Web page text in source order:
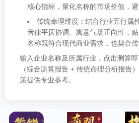
核心指标，量化名称的市场价值，避
传统命理维度：结合行业五行属
音律平仄协调、寓意气场正向性，
名称既符合现代商业需求，也契合传
输入企业名称及所属行业，点击测算
（综合测算报告 + 传统命理分析报告
策提供专业参考。